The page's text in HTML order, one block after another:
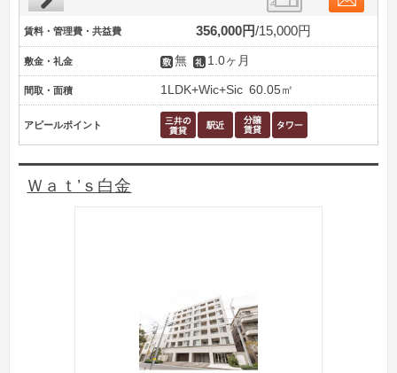
賃料・管理費・共益費 356,000円 15,000円
敷金・礼金 無 1.0ヶ月
間取・面積 1LDK+Wic+Sic 60.05㎡
アピールポイント
Ｗａｔ’ｓ白金